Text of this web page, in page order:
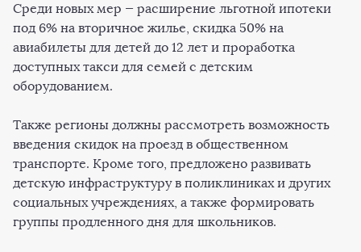
Среди новых мер — расширение льготной ипотеки
под 6% на вторичное жилье, скидка 50% на
авиабилеты для детей до 12 лет и проработка
доступных такси для семей с детским
оборудованием.
Также регионы должны рассмотреть возможность
введения скидок на проезд в общественном
транспорте. Кроме того, предложено развивать
детскую инфраструктуру в поликлиниках и других
социальных учреждениях, а также формировать
группы продленного дня для школьников.